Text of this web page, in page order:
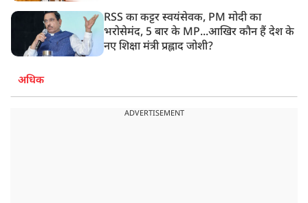
RSS का कट्टर स्वयंसेवक, PM मोदी का
भरोसेमंद, 5 बार के MP...आखिर कौन हैं देश के
नए शिक्षा मंत्री प्रह्लाद जोशी?
अधिक
ADVERTISEMENT